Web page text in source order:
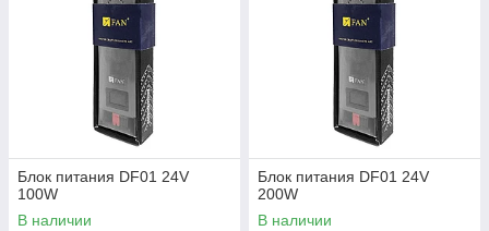
Блок питания DF01 24V
100W
В наличии
Блок питания DF01 24V
200W
В наличии